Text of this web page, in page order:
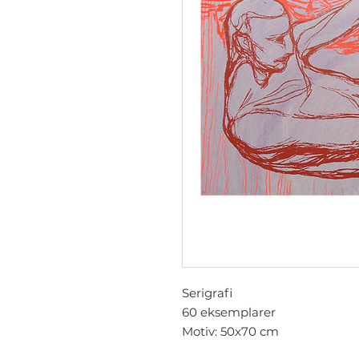
Serigrafi
60 eksemplarer
Motiv: 50x70 cm